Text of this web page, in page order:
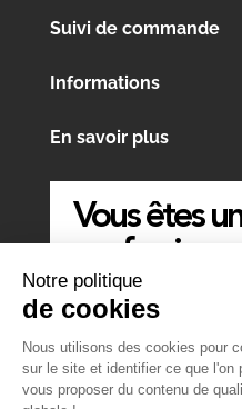
Suivi de commande
Informations
En savoir plus
Vous êtes
ÉCRIVEZ-NOUS
Notre politique
de cookies
Nous utilisons des cookies pour
sur le site et identifier ce que l'on
vous proposer du contenu de